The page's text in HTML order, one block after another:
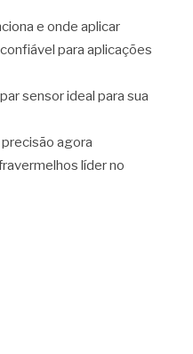
e onde aplicar
para aplicações
sensor ideal para sua
agora
líder no